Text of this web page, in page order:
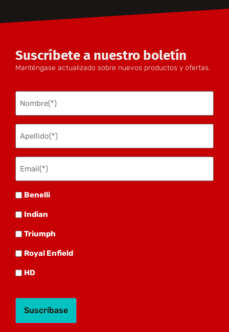
Suscríbete a nuestro boletín
Manténgase actualizado sobre nuevos productos y ofertas.
Nombre
(Obligatorio)
Apellido
(Obligatorio)
Email(*)
(Obligatorio)
Benelli
Benelli
Indian
Indian
Triumph
Triumph
Royal
Royal Enfield
HDHD